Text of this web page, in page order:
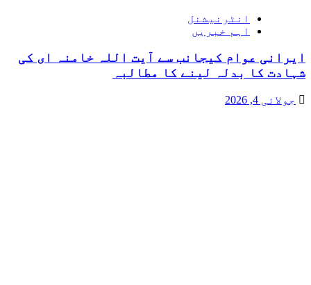
انٹرنیشنل
اہم خبریں
ایرانی عوام کیجانب سے آیت اللہ خامنہ ای کی
شہادت کا بدلہ لینے کا مطالبہ
جولائی 4, 2026